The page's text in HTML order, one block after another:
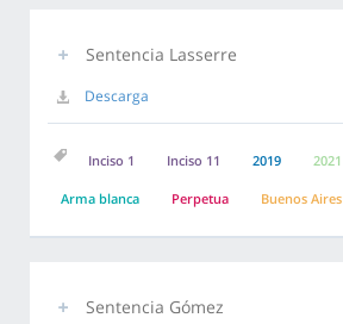
Sentencia Lasserre
Descarga
Inciso 1 Inciso 11 2019 2021
Arma blanca Perpetua Buenos Aires
Sentencia Gómez